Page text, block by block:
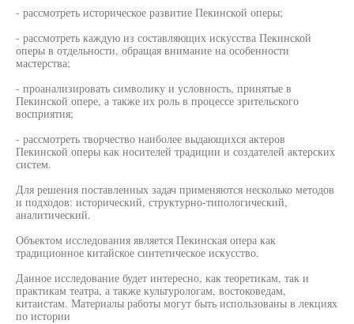
- рассмотреть историческое развитие Пекинской оперы;
- рассмотреть каждую из составляющих искусства Пекинской
оперы в отдельности, обращая внимание на особенности
мастерства;
- проанализировать символику и условность, принятые в
Пекинской опере, а также их роль в процессе зрительского
восприятия;
- рассмотреть творчество наиболее выдающихся актеров
Пекинской оперы как носителей традиции и создателей актерских
систем.
Для решения поставленных задач применяются несколько методов
и подходов: исторический, структурно-типологический,
аналитический.
Объектом исследования является Пекинская опера как
традиционное китайское синтетическое искусство.
Данное исследование будет интересно, как теоретикам, так и
практикам театра, а также культурологам, востоковедам,
китаистам. Материалы работы могут быть использованы в лекциях
по истории